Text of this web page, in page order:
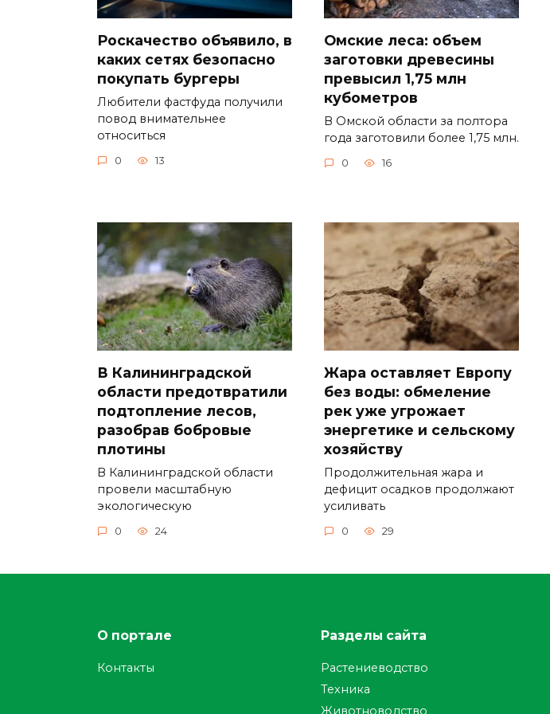
Роскачество объявило, в
каких сетях безопасно
покупать бургеры
Любители фастфуда получили
повод внимательнее
относиться
0 13
Омские леса: объем
заготовки древесины
превысил 1,75 млн
кубометров
В Омской области за полтора
года заготовили более 1,75 млн.
0 16
В Калининградской
области предотвратили
подтопление лесов,
разобрав бобровые
плотины
В Калининградской области
провели масштабную
экологическую
0 24
Жара оставляет Европу
без воды: обмеление
рек уже угрожает
энергетике и сельскому
хозяйству
Продолжительная жара и
дефицит осадков продолжают
усиливать
0 29
О портале
Контакты
Разделы сайта
Растениеводство
Техника
Животноводство